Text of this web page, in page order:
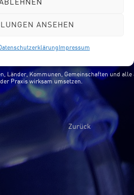
ANSEHEN
Impressum
Nachteilsausgleich.
Länder, Kommunen, Gemeinschaften und
Praxis wirksam umsetzen.
Zurück